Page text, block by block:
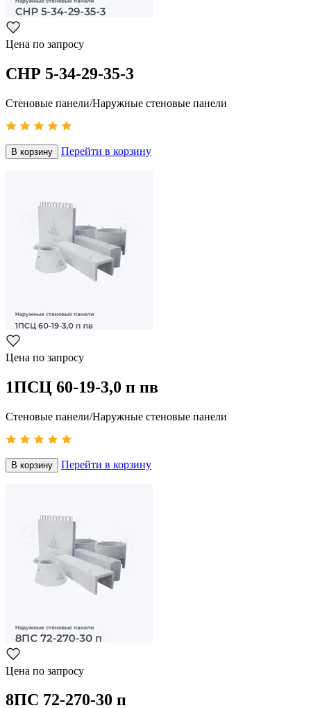
Цена по запросу
СНР 5-34-29-35-3
Стеновые панели/Наружные стеновые панели
В корзину Перейти в корзину
Цена по запросу
1ПСЦ 60-19-3,0 п пв
Стеновые панели/Наружные стеновые панели
В корзину Перейти в корзину
Цена по запросу
8ПС 72-270-30 п